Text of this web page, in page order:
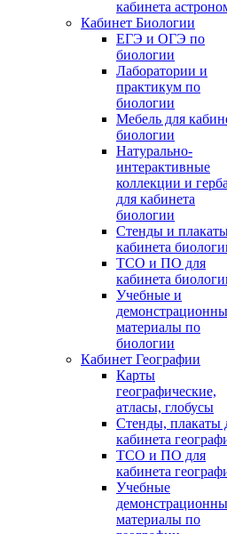
кабинета
Кабинет Биологии
ЕГЭ и ОГЭ по
биологии
Лаборатории и
практикум по
биологии
Мебель для
биологии
Натурально-
интерактивные
коллекции и
для кабинета
биологии
Стенды и
кабинета
ТСО и ПО для
кабинета
Учебные и
материалы по
биологии
Кабинет Географии
Карты
географические,
атласы, глобусы
Стенды, плакаты
кабинета
ТСО и ПО для
кабинета
Учебные
материалы по